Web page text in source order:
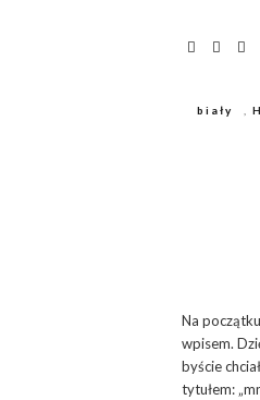
biały
Na
wpisem.
byście
tytułem: